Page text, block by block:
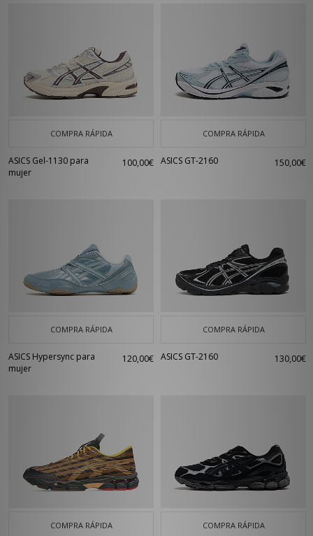
COMPRA RÁPIDA
ASICS Gel-1130 para
mujer
100,00€
COMPRA RÁPIDA
ASICS GT-2160 150,00€
COMPRA RÁPIDA
ASICS Hypersync para
mujer
120,00€
COMPRA RÁPIDA
ASICS GT-2160 130,00€
COMPRA RÁPIDA COMPRA RÁPIDA